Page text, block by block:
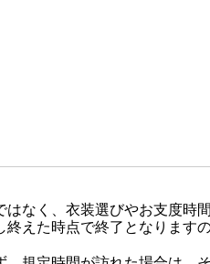
なく、衣装選びやお支度時
終えた時点で終了となります